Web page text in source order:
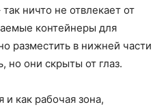
ничто не отвлекает от
контейнеры для
разместить в нижней части
но они скрыты от глаз.
и как рабочая зона,